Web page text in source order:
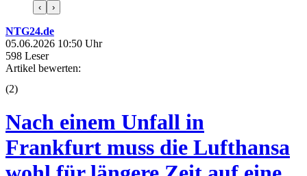
‹ ›
NTG24.de
05.06.2026 10:50 Uhr
598 Leser
Artikel bewerten:
(2)
Nach einem Unfall in
Frankfurt muss die Lufthansa